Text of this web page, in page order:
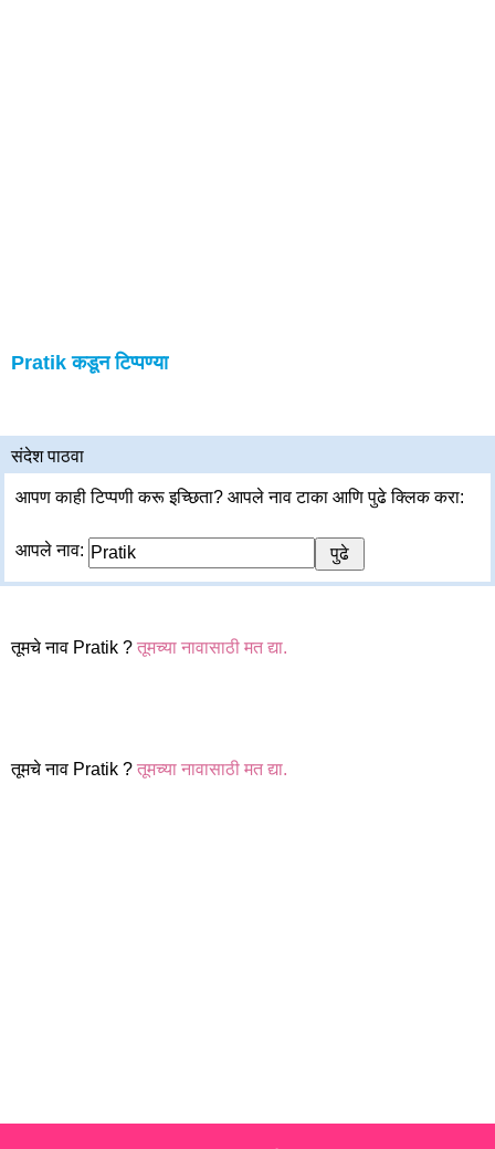
Pratik कडून टिप्पण्या
संदेश पाठवा
आपण काही टिप्पणी करू इच्छिता? आपले नाव टाका आणि पुढे क्लिक करा:
आपले नाव:
तूमचे नाव Pratik ? तूमच्या नावासाठी मत द्या.
तूमचे नाव Pratik ? तूमच्या नावासाठी मत द्या.